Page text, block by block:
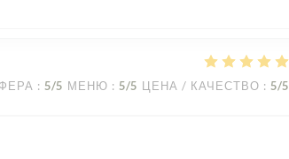
: 5/5 МЕНЮ : 5/5 ЦЕНА / КАЧЕСТВО : 5/5